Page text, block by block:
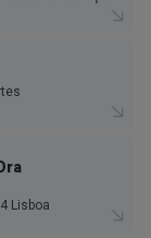
Lisboa